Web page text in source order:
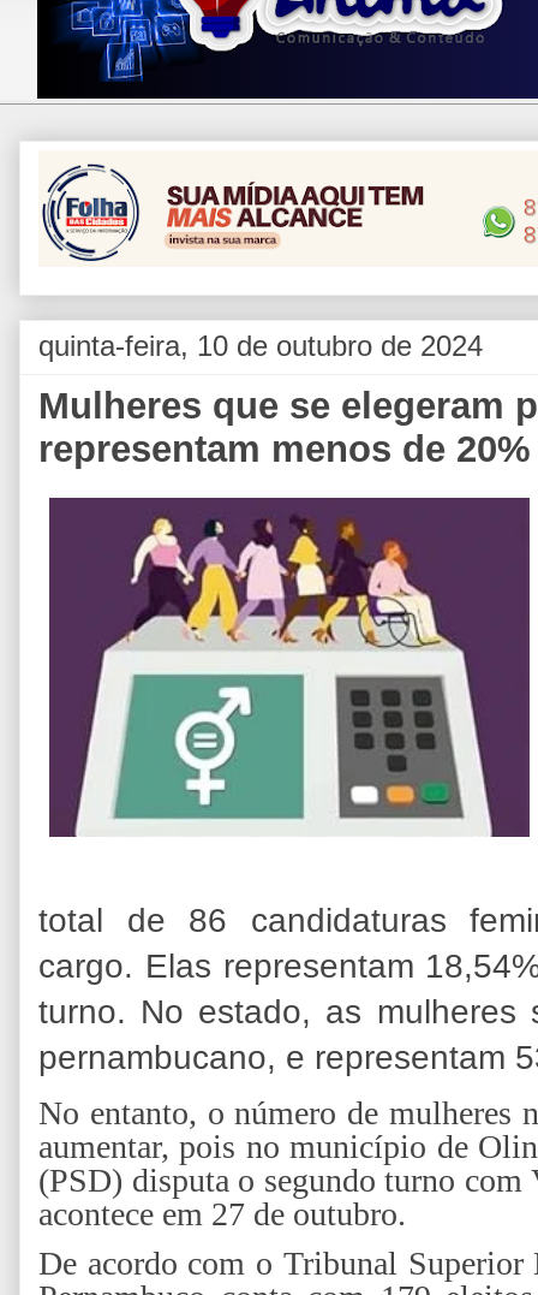
quinta-feira, 10 de outubro de 2024
Mulheres que se elegeram
representam menos de
total de 86 candidaturas
cargo. Elas representam
turno. No estado, as mulheres
pernambucano, e representam
No entanto, o número de mulheres
aumentar, pois no município de
(PSD) disputa o segundo turno
acontece em 27 de outubro.
De acordo com o Tribunal